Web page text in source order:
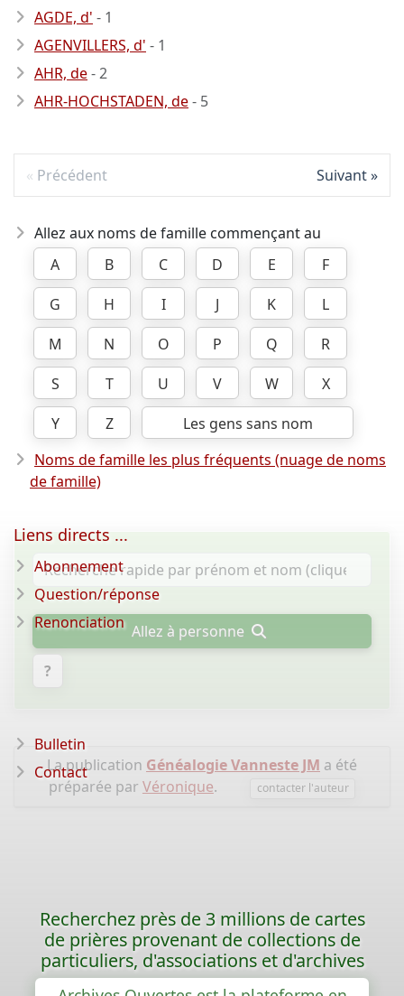
AGDE, d' - 1
AGENVILLERS, d' - 1
AHR, de- 2
AHR-HOCHSTADEN, de- 5
Précédent Suivant
Allez aux noms de famille commençant au
A
B C D E
F
G
H I J K
L
M
N O P Q
R
S
T U V W
X
Y
Z
Les gens sans nom
Noms de famille les plus fréquents (nuage de noms
de famille)
Allez à personne
?
La publication Généalogie Vanneste JM a été
préparée par Véronique. contacter l'auteur
Liens directs ...
Abonnement
Question/réponse
Renonciation
Bulletin
Contact
Recherchez près de 3 millions de cartes
de prières provenant de collections de
particuliers, d'associations et d'archives